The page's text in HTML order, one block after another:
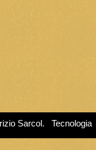
Sarcol . Tecnologia